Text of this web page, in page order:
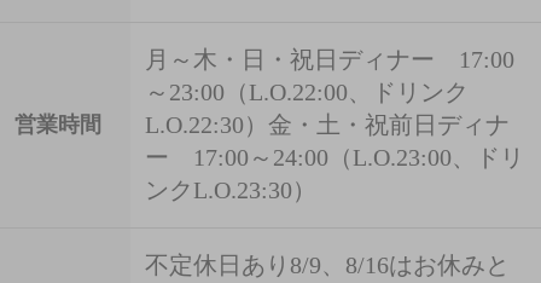
営業時間
月～木・日・祝日ディナー 17:00
～23:00（L.O.22:00、ドリンク
L.O.22:30）金・土・祝前日ディナ
ー 17:00～24:00（L.O.23:00、ドリ
ンクL.O.23:30）
不定休日あり8/9、8/16はお休みと